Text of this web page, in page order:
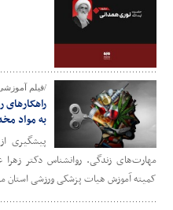
/فیلم
راهکارهای
به مواد
پیشگیری
مهارت‌های زندگی. روانشناس دکتر زهرا
کمیته آموزش هیات پزشکی ورزشی استان